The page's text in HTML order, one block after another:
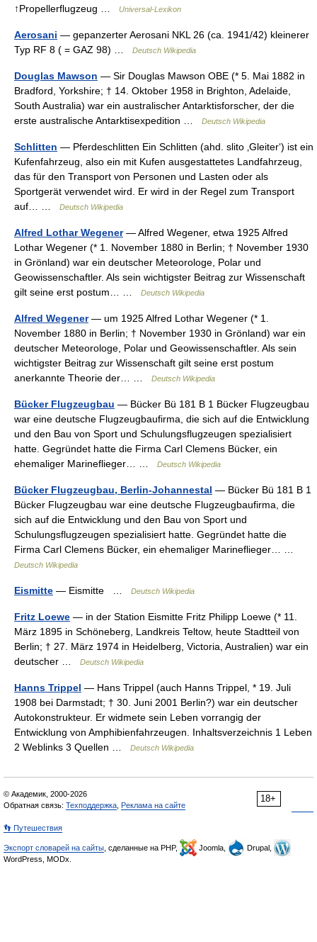
↑Propellerflugzeug …
Universal-Lexikon
Aerosani — gepanzerter Aerosani NKL 26 (ca. 1941/42) kleinerer
Typ RF 8 ( = GAZ 98) …
Deutsch Wikipedia
Douglas Mawson — Sir Douglas Mawson OBE (* 5. Mai 1882 in
Bradford, Yorkshire; † 14. Oktober 1958 in Brighton, Adelaide,
South Australia) war ein australischer Antarktisforscher, der die
erste australische Antarktisexpedition …
Deutsch Wikipedia
Schlitten — Pferdeschlitten Ein Schlitten (ahd. slito ‚Gleiter‘) ist ein
Kufenfahrzeug, also ein mit Kufen ausgestattetes Landfahrzeug,
das für den Transport von Personen und Lasten oder als
Sportgerät verwendet wird. Er wird in der Regel zum Transport
auf… …
Deutsch Wikipedia
Alfred Lothar Wegener— Alfred Wegener, etwa 1925 Alfred
Lothar Wegener (* 1. November 1880 in Berlin; † November 1930
in Grönland) war ein deutscher Meteorologe, Polar und
Geowissenschaftler. Als sein wichtigster Beitrag zur Wissenschaft
gilt seine erst postum… …
Deutsch Wikipedia
Alfred Wegener— um 1925 Alfred Lothar Wegener (* 1.
November 1880 in Berlin; † November 1930 in Grönland) war ein
deutscher Meteorologe, Polar und Geowissenschaftler. Als sein
wichtigster Beitrag zur Wissenschaft gilt seine erst postum
anerkannte Theorie der… …
Deutsch Wikipedia
Bücker Flugzeugbau — Bücker Bü 181 B 1 Bücker Flugzeugbau
war eine deutsche Flugzeugbaufirma, die sich auf die Entwicklung
und den Bau von Sport und Schulungsflugzeugen spezialisiert
hatte. Gegründet hatte die Firma Carl Clemens Bücker, ein
ehemaliger Marineflieger… …
Deutsch Wikipedia
Bücker Flugzeugbau, Berlin-Johannestal — Bücker Bü 181 B 1
Bücker Flugzeugbau war eine deutsche Flugzeugbaufirma, die
sich auf die Entwicklung und den Bau von Sport und
Schulungsflugzeugen spezialisiert hatte. Gegründet hatte die
Firma Carl Clemens Bücker, ein ehemaliger Marineflieger… …
Deutsch Wikipedia
Eismitte — Eismitte … Deutsch Wikipedia
Fritz Loewe — in der Station Eismitte Fritz Philipp Loewe (* 11.
März 1895 in Schöneberg, Landkreis Teltow, heute Stadtteil von
Berlin; † 27. März 1974 in Heidelberg, Victoria, Australien) war ein
deutscher …
Deutsch Wikipedia
Hanns Trippel — Hans Trippel (auch Hanns Trippel, * 19. Juli
1908 bei Darmstadt; † 30. Juni 2001 Berlin?) war ein deutscher
Autokonstrukteur. Er widmete sein Leben vorrangig der
Entwicklung von Amphibienfahrzeugen. Inhaltsverzeichnis 1 Leben
2 Weblinks 3 Quellen …
Deutsch Wikipedia
18+
© Академик, 2000-2026
Обратная связь: Техподдержка Реклама на сайте
👣 Путешествия
Экспорт словарей на сайты , сделанные на PHP, Joomla,
Drupal,
WordPress, MODx.